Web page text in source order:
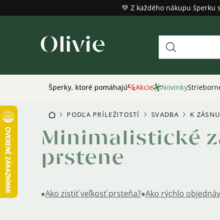
na
💚 Z každého nákupu šperku
Šperky, ktoré pomáhajú Akcie Novinky
DOMOVPODĽA PRÍLEŽITOSTÍ SVADBA K
Minimalistické
prstene
Ako zistiť veľkosť prsteňa? Ako rýchlo